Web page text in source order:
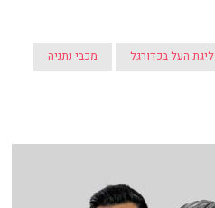
ליגת העל בכדורגל
מכבי נתניה